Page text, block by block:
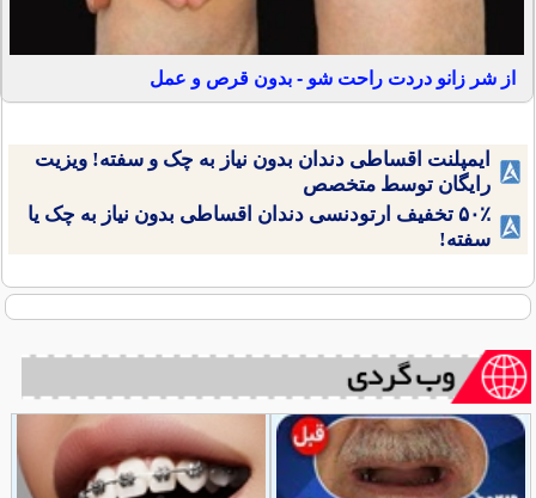
از شر زانو دردت راحت شو - بدون قرص و عمل
ایمپلنت اقساطی دندان بدون نیاز به چک و سفته! ویزیت
رایگان توسط متخصص
۵۰٪ تخفیف ارتودنسی دندان اقساطی بدون نیاز به چک یا
سفته!